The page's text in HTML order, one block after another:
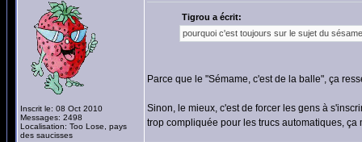
Inscrit le: 08 Oct 2010
Messages: 2498
Localisation: Too Lose, pays
des saucisses
Tigrou a écrit:
pourquoi c'est toujours sur le sujet du
Parce que le "Sémame, c'est de la balle", ça
Sinon, le mieux, c'est de forcer les gens à
trop compliquée pour les trucs automatiques,